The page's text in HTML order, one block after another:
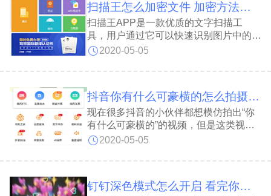
扫描王怎么加密文件 加密方法介绍
扫描王APP是一款优质的文字扫描工
具，用户通过它可以快速识别图片中的文
字内容，另外软件还有加密功能，它可以
绍。
2020-05-05
抖音你有什么可豪横的怎么拍摄 制作方法介绍
现在很多抖音的小伙伴都想模仿拍出“你
有什么可豪横的”的视频，但是这类视频
并不是通过抖音APP来直接制作的，那
下来小编就为大家带来解答。
2020-05-05
钉钉深色模式怎么开启 看完你就学会了